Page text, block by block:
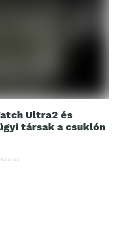
Ultra2 és
társak a csuklón